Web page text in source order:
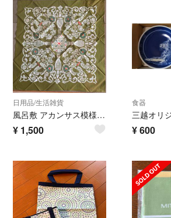
日用品/生活雑貨
風呂敷 アカンサス模様 オリーブグリーン 江戸染 新品 三越 明治生命 非売品
¥ 1,500
食器
三越オリ
¥600